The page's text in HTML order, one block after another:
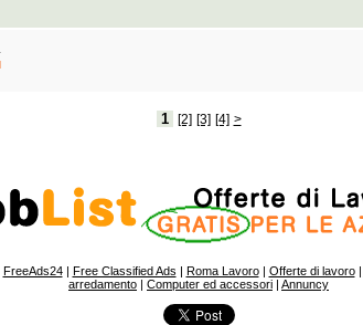
1 [2] [3] [4] >
FreeAds24| Free Classified Ads | Roma Lavoro| Offerte di lavoro|
arredamento | Computer ed accessori | Annuncy